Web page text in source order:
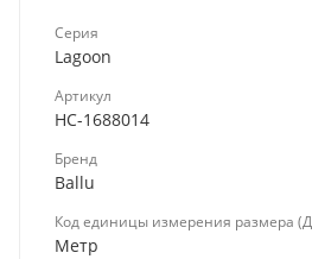
Серия
Lagoon
Артикул
НС-1688014
Бренд
Ballu
Код единицы измерения размера
Метр